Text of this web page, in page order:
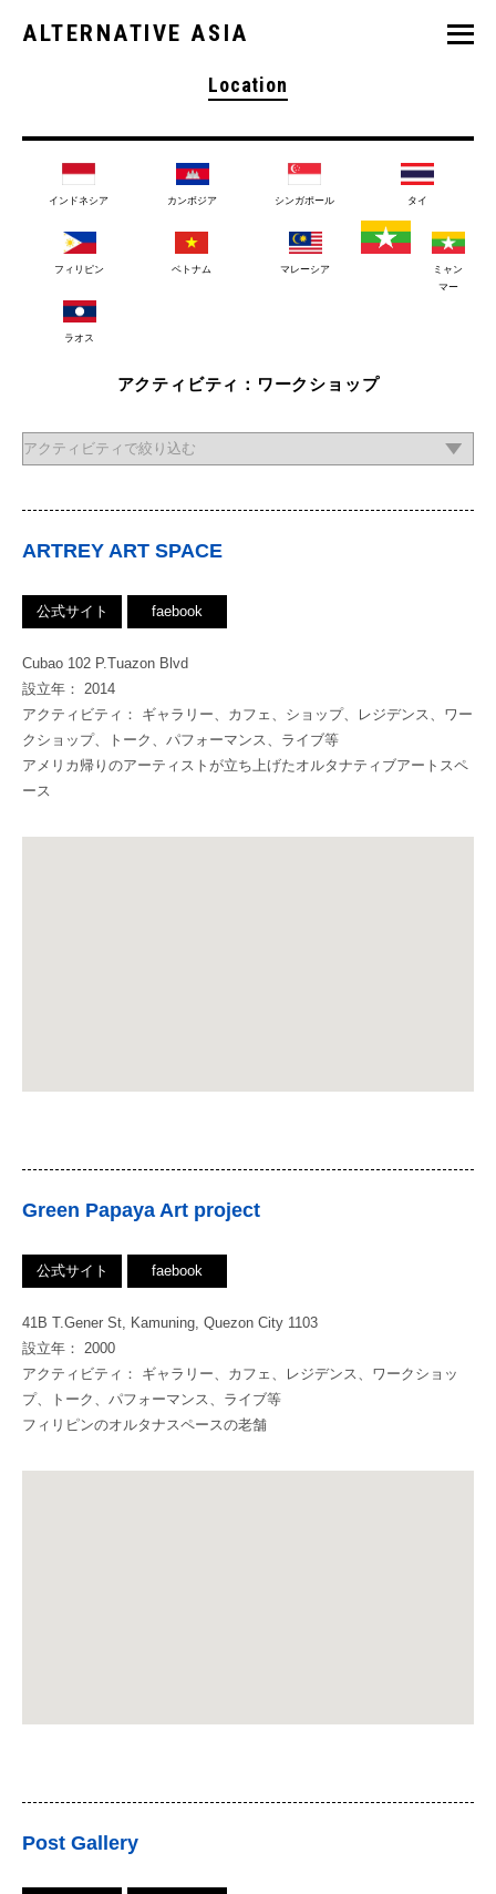
ALTERNATIVE ASIA
Location
インドネシア カンボジア シンガポール タイ
フィリピン ベトナム マレーシア
ミャン
マー
ラオス
アクティビティ：ワークショップ
ARTREY ART SPACE
公式サイト faebook
Cubao 102 P.Tuazon Blvd
設立年： 2014
アクティビティ： ギャラリー、カフェ、ショップ、レジデンス、ワー
クショップ、トーク、パフォーマンス、ライブ等
アメリカ帰りのアーティストが立ち上げたオルタナティブアートスペ
ース
Green Papaya Art project
公式サイト faebook
41B T.Gener St, Kamuning, Quezon City 1103
設立年： 2000
アクティビティ： ギャラリー、カフェ、レジデンス、ワークショッ
プ、トーク、パフォーマンス、ライブ等
フィリピンのオルタナスペースの老舗
Post Gallery